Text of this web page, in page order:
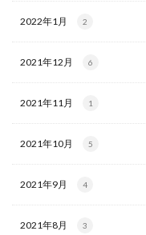
2022年1月 2
2021年12月 6
2021年11月 1
2021年10月 5
2021年9月 4
2021年8月 3